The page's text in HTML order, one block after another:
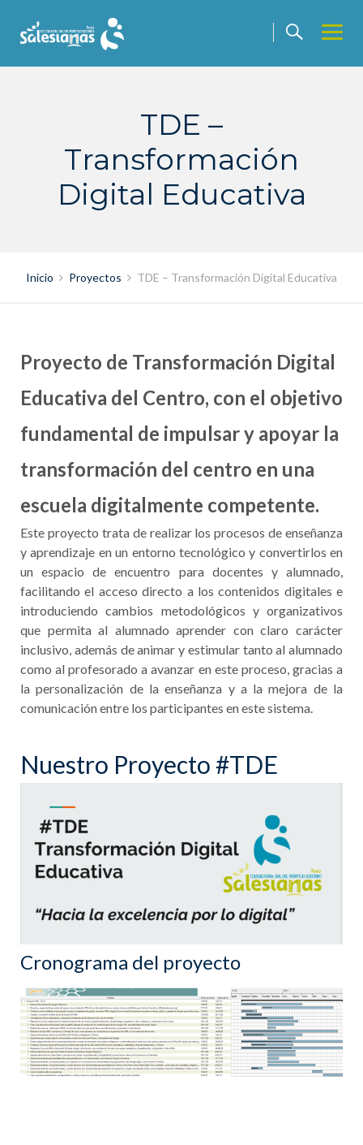
contenido
TDE –
Transformación
Digital Educativa
Inicio Proyectos TDE – Transformación Digital Educativa
Proyecto de Transformación Digital
Educativa del Centro, con el objetivo
fundamental de impulsar y apoyar la
transformación del centro en una
escuela digitalmente competente.
Este proyecto trata de realizar los procesos de enseñanza
y aprendizaje en un entorno tecnológico y convertirlos en
un espacio de encuentro para docentes y alumnado,
facilitando el acceso directo a los contenidos digitales e
introduciendo cambios metodológicos y organizativos
que permita al alumnado aprender con claro carácter
inclusivo, además de animar y estimular tanto al alumnado
como al profesorado a avanzar en este proceso, gracias a
la personalización de la enseñanza y a la mejora de la
comunicación entre los participantes en este sistema.
Nuestro Proyecto #TDE
Cronograma del proyecto